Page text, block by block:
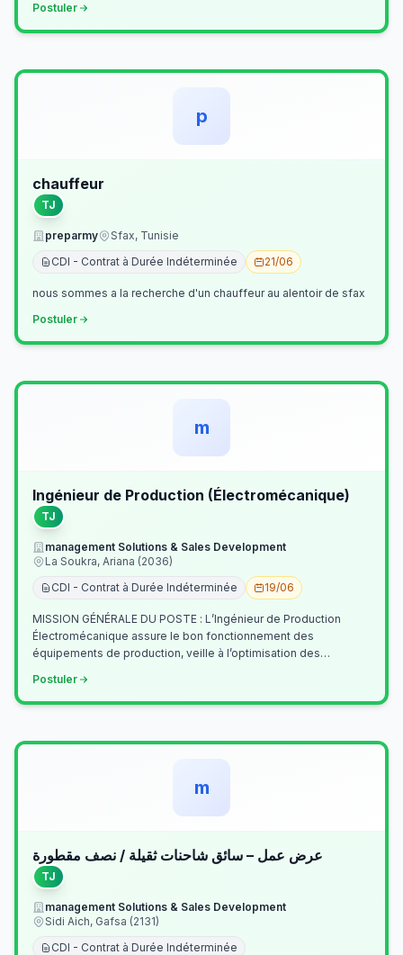
Postuler
p
chauffeur
TJ
preparmy
Sfax, Tunisie
CDI - Contrat à Durée Indéterminée
21/06
nous sommes a la recherche d'un chauffeur au alentoir de sfax
Postuler
m
Ingénieur de Production (Électromécanique)
TJ
management Solutions & Sales Development
La Soukra, Ariana (2036)
CDI - Contrat à Durée Indéterminée
19/06
MISSION GÉNÉRALE DU POSTE : L’Ingénieur de Production
Électromécanique assure le bon fonctionnement des
équipements de production, veille à l’optimisation des
Postuler
m
عرض عمل – سائق شاحنات ثقيلة / نصف مقطورة
TJ
management Solutions & Sales Development
Sidi Aich, Gafsa (2131)
CDI - Contrat à Durée Indéterminée